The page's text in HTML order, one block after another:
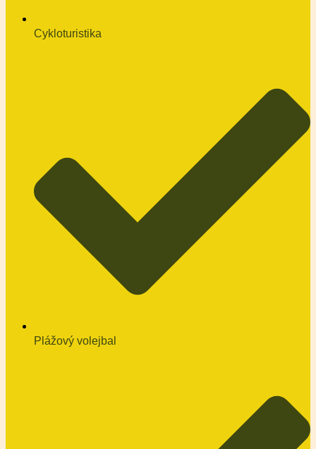
Cykloturistika
Plážový volejbal